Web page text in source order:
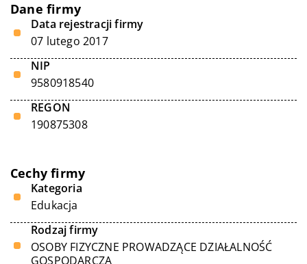
Dane firmy
Data rejestracji firmy
07 lutego 2017
NIP
9580918540
REGON
190875308
Cechy firmy
Kategoria
Edukacja
Rodzaj firmy
OSOBY FIZYCZNE PROWADZĄCE DZIAŁALNOŚĆ
GOSPODARCZĄ